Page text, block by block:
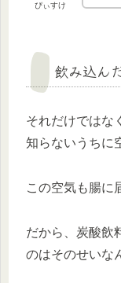
ぴぃすけ
飲み込ん
それだけではな
知らないうちに
この空気も腸に
だから、炭酸飲
のはそのせいな